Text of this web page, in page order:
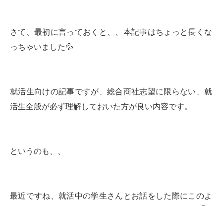
さて、最初に言っておくと、、本記事はちょっと長くな
っちゃいました💦
就活生向けの記事ですが、総合商社志望に限らない、就
活生全般が必ず理解しておいた方が良い内容です。
というのも、、
最近ですね、就活中の学生さんとお話をした際にこのよ